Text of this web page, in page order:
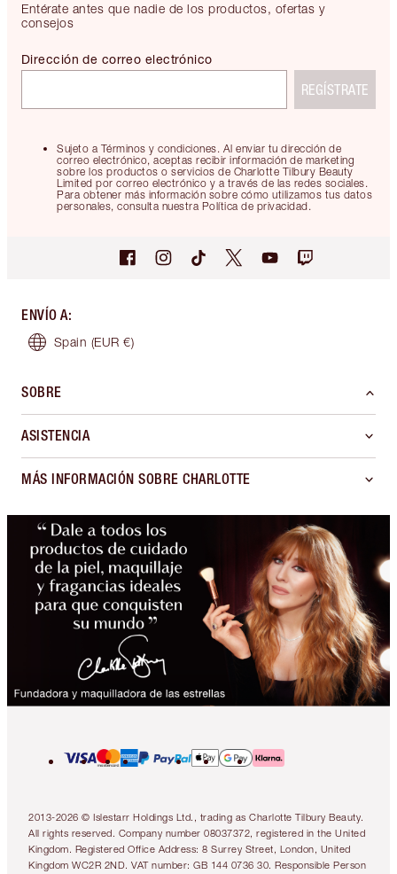
Entérate antes que nadie de los productos, ofertas y
consejos
Sujeto a Términos y condiciones. Al enviar tu dirección de
correo electrónico, aceptas recibir información de marketing
sobre los productos o servicios de Charlotte Tilbury Beauty
Limited por correo electrónico y a través de las redes sociales.
Para obtener más información sobre cómo utilizamos tus datos
personales, consulta nuestra Política de privacidad.
Dirección de correo electrónico
REGÍSTRATE
ENVÍO A:
Spain (EUR €)
SOBRE
ASISTENCIA
MÁS INFORMACIÓN SOBRE CHARLOTTE
2013-2026 © Islestarr Holdings Ltd., trading as Charlotte Tilbury Beauty.
All rights reserved. Company number 08037372, registered in the United
Kingdom. Registered Office Address: 8 Surrey Street, London, United
Kingdom WC2R 2ND. VAT number: GB 144 0736 30. Responsible Person